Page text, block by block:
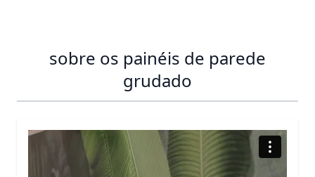
sobre os painéis de parede
grudado